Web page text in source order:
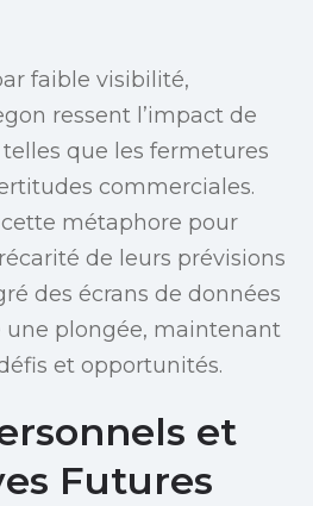
faible visibilité,
ressent l’impact de
que les fermetures
commerciales.
métaphore pour
de leurs prévisions
des écrans de données
une plongée, maintenant
et opportunités.
et
Futures